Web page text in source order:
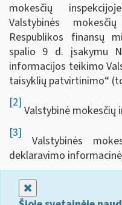
mokesčių
Valstybinės
Respublikos finansų
spalio 9 d. įsakymu
informacijos teikimo
taisyklių patvirtinimo“
[2]
Valstybinė mokesčių
[3]
Valstybinės
deklaravimo